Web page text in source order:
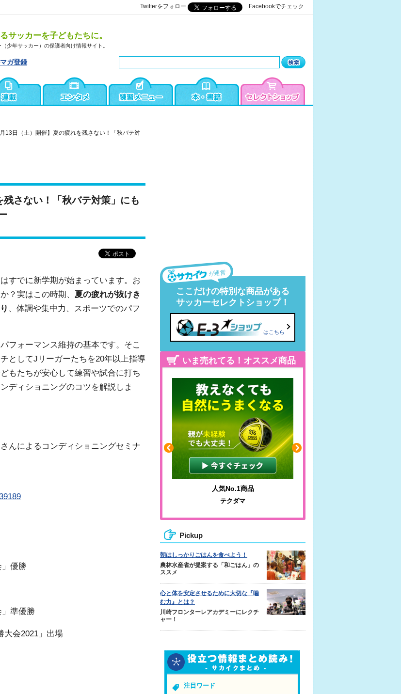
Twitterをフォロー Facebookでチェック
サッカーを子どもたちに。
少年サッカー）の保護者向け情報サイト。
ガ登録
月13日（土）開催】夏の疲れを残さない！「秋バテ対
残さない！「秋バテ対策」にも
すでに新学期が始まっています。お
？実はこの時期、 夏の疲れが抜けき
、体調や集中力、スポーツでのパフ
フォーマンス維持の基本です。そこ
としてJリーガーたちを20年以上指導
もたちが安心して練習や試合に打ち
ディショニングのコツを解説しま
んによるコンディショニングセミナ
」優勝
」準優勝
大会2021」出場
が運営
ここだけの特別な商品がある
サッカーセレクトショップ！
はこちら
いま売れてる！オススメ商品
人気No.1商品
テクダマ
Pickup
朝はしっかりごはんを食べよう！
農林水産省が提案する「和ごはん」の
ススメ
心と体を安定させるために大切な『噛
む力』とは？
川崎フロンターレアカデミーにレクチ
ャー！
注目ワード